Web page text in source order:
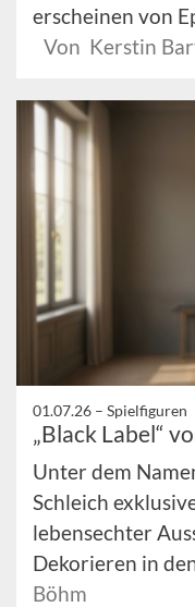
erscheinen von
Von Kerstin
01.07.26 – Spielfiguren
„Black Label“
Unter dem
Schleich
lebensechter
Dekorieren in
Böhm